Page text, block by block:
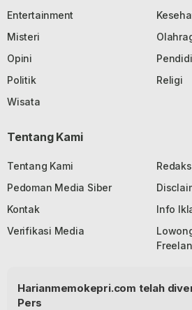
Entertainment
Misteri
Opini
Politik
Religi
Wisata
Tentang Kami
Tentang Kami
Pedoman Media Siber
Kontak
Info
Verifikasi Media
Harianmemokepri.com telah
Pers